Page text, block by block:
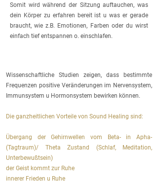
Somit wird während der Sitzung auftauchen, was
dein Körper zu erfahren bereit ist u was er gerade
braucht, wie z.B. Emotionen, Farben oder du wirst
einfach tief entspannen o. einschlafen.
Wissenschaftliche Studien zeigen, dass bestimmte
Frequenzen positive Veränderungen im Nervensystem,
Immunsystem u Hormonsystem bewirken können.
Die ganzheitlichen Vorteile von Sound Healing sind:
Übergang der Gehirnwellen vom Beta- in Apha-
(Tagtraum)/ Theta Zustand (Schlaf, Meditation,
Unterbewußtsein)
der Geist kommt zur Ruhe
innerer Frieden u Ruhe